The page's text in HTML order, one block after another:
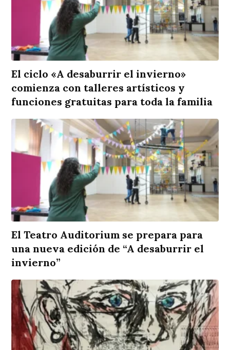
El ciclo «A desaburrir el invierno»
comienza con talleres artísticos y
funciones gratuitas para toda la familia
El Teatro Auditorium se prepara para
una nueva edición de “A desaburrir el
invierno”